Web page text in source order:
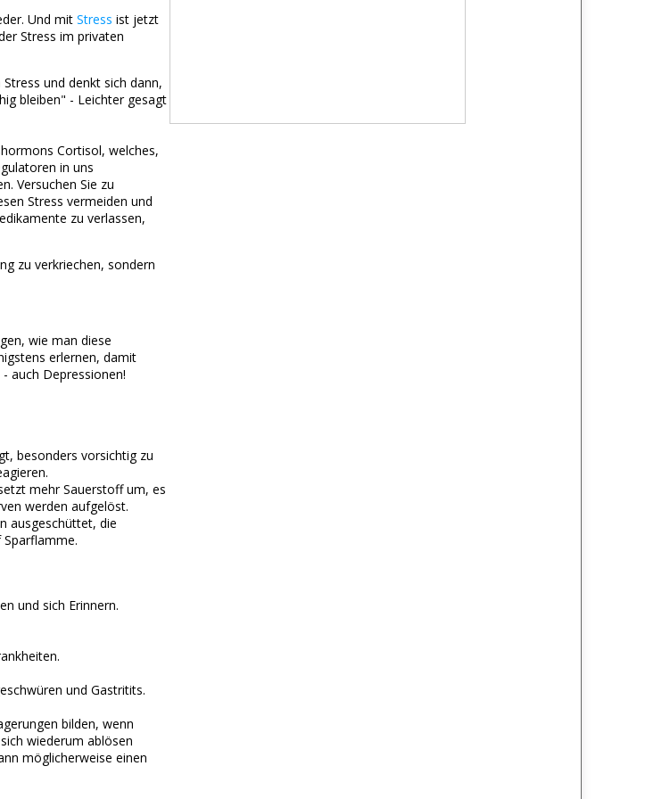
Und mit Stress ist jetzt
Stress im privaten
und denkt sich dann,
bleiben" - Leichter gesagt
Cortisol, welches,
in uns
Versuchen Sie zu
Stress vermeiden und
zu verlassen,
zu verkriechen, sondern
wie man diese
erlernen, damit
auch Depressionen!
besonders vorsichtig zu
mehr Sauerstoff um, es
werden aufgelöst.
ausgeschüttet, die
und sich Erinnern.
und Gastritits.
bilden, wenn
wiederum ablösen
möglicherweise einen